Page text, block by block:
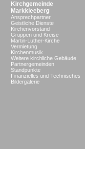
Kirchgemeinde
Markkleeberg
Ansprechpartner
Geistliche Dienste
Kirchenvorstand
Gruppen und Kreise
Martin-Luther-Kirche
Vermietung
Kirchenmusik
Weitere kirchliche Gebäude
Partnergemeinden
Standpunkte
Finanzielles und Technisches
Bildergalerie